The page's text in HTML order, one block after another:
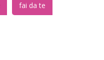
fai da te